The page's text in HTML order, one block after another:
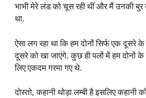
भाभी मेरे लंड को चूस रही थीं और मैं उनकी बुर
था.
ऐसा लग रहा था कि हम दोनों सिर्फ एक दूसरे
दूसरे को खा जाएंगे. कुछ ही पलों में हम दोनों
लिए एकदम गरमा गए थे.
दोस्तो, कहानी थोड़ा लम्बी है इसलिए कहानी